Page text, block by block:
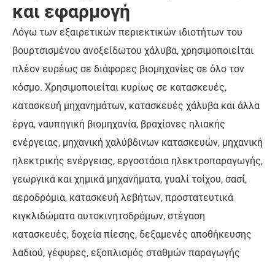
και εφαρμογή
Λόγω των εξαιρετικών περιεκτικών ιδιοτήτων του
βουρτσισμένου ανοξείδωτου χάλυβα, χρησιμοποιείται
πλέον ευρέως σε διάφορες βιομηχανίες σε όλο τον
κόσμο. Χρησιμοποιείται κυρίως σε κατασκευές,
κατασκευή μηχανημάτων, κατασκευές χάλυβα και άλλα
έργα, ναυπηγική βιομηχανία, βραχίονες ηλιακής
ενέργειας, μηχανική χαλύβδινων κατασκευών, μηχανική
ηλεκτρικής ενέργειας, εργοστάσια ηλεκτροπαραγωγής,
γεωργικά και χημικά μηχανήματα, γυαλί τοίχου, σασί,
αεροδρόμια, κατασκευή λεβήτων, προστατευτικά
κιγκλιδώματα αυτοκινητοδρόμων, στέγαση
κατασκευές, δοχεία πίεσης, δεξαμενές αποθήκευσης
λαδιού, γέφυρες, εξοπλισμός σταθμών παραγωγής